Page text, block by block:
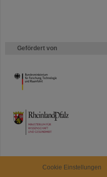
Gefördert von
HMWK
TMWWDG
Cookie Einstellungen